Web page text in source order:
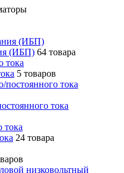
(ИБП) 64 товара
5 товаров
тока
24 товара